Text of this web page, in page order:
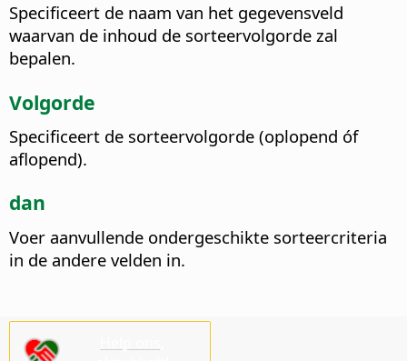
Specificeert de naam van het gegevensveld
waarvan de inhoud de sorteervolgorde zal
bepalen.
Volgorde
Specificeert de sorteervolgorde (oplopend óf
aflopend).
dan
Voer aanvullende ondergeschikte sorteercriteria
in de andere velden in.